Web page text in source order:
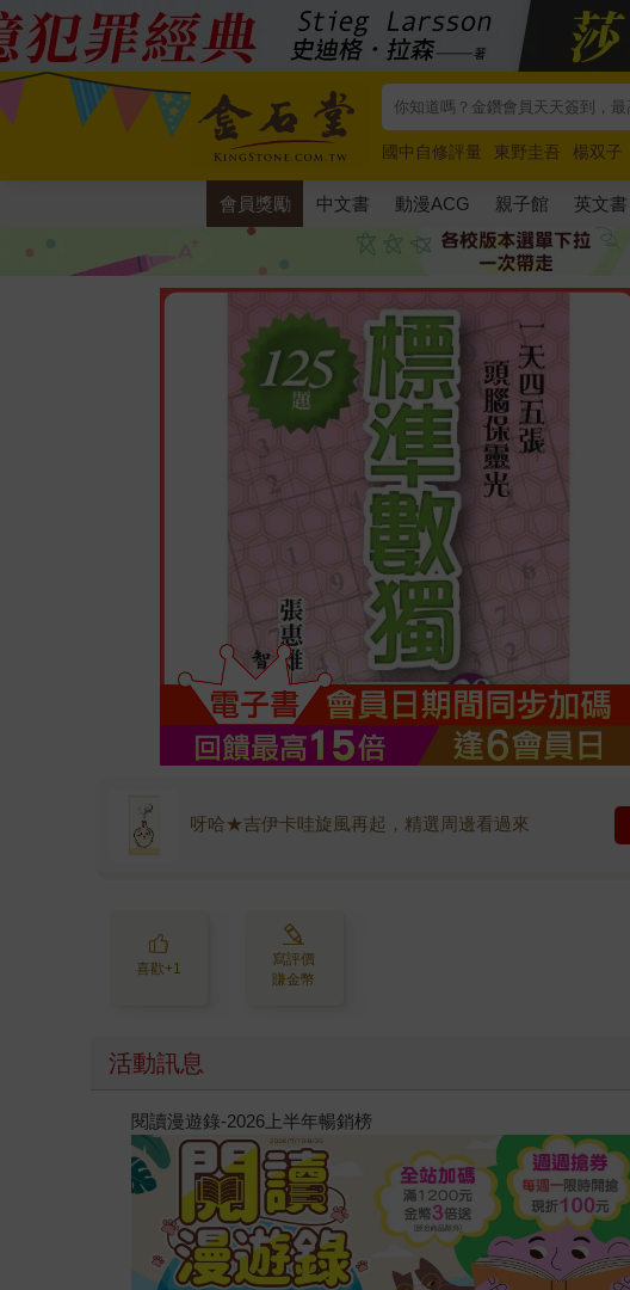
國中自修評量 東野圭吾 楊双子
唯紅花綻放
奧德賽 路邊攤新作
會員獎勵 中文書 動漫ACG 親子館 英文書
呀哈★吉伊卡哇旋風再起，精選周邊看過來
喜歡+1
寫評價
賺金幣
活動訊息
閱讀漫遊錄-2026上半年暢銷榜